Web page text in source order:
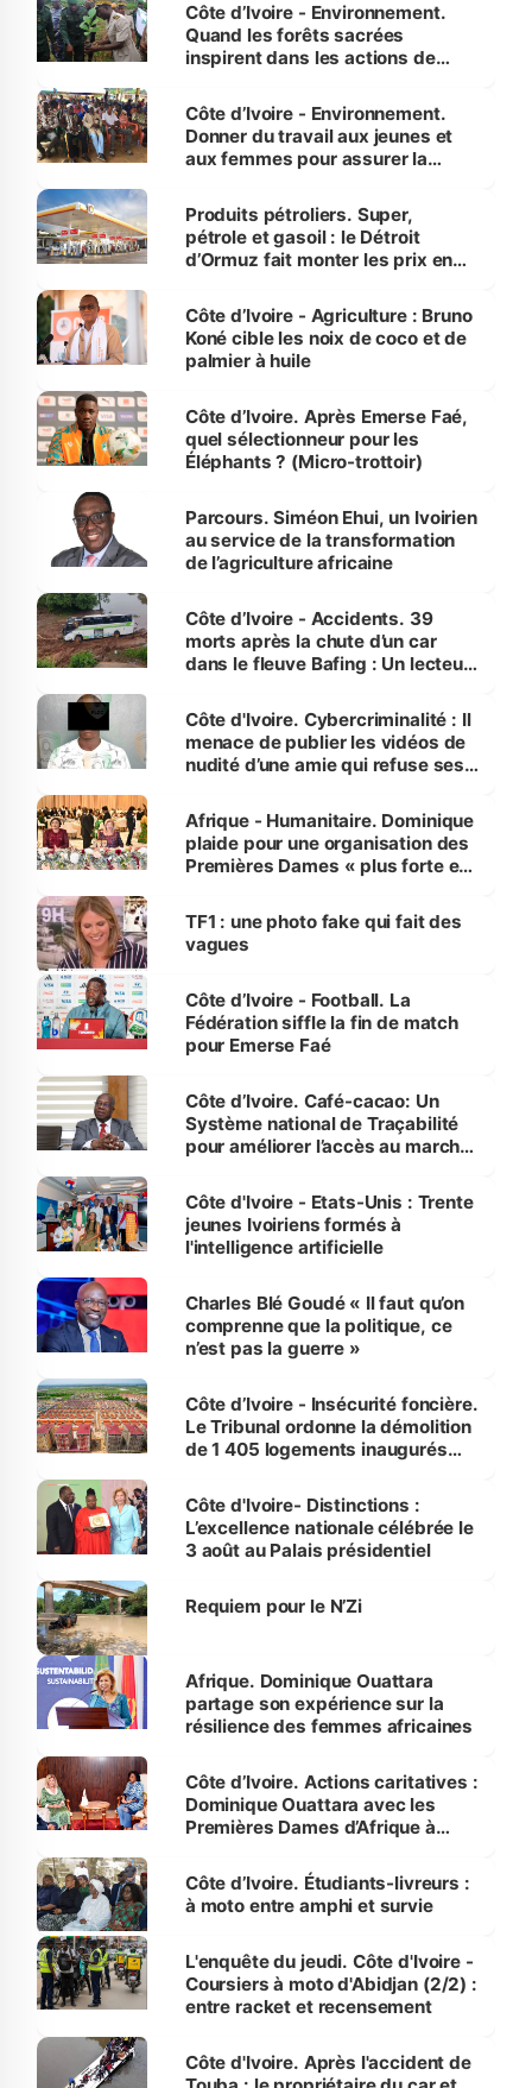
Côte d’Ivoire - Environnement.
Quand les forêts sacrées
inspirent dans les actions de
Côte d’Ivoire - Environnement.
Donner du travail aux jeunes et
aux femmes pour assurer la
menacées
Produits pétroliers. Super,
pétrole et gasoil : le Détroit
d’Ormuz fait monter les prix en
Côte d’Ivoire - Agriculture : Bruno
Koné cible les noix de coco et de
palmier à huile
Côte d’Ivoire. Après Emerse Faé,
quel sélectionneur pour les
Éléphants ? (Micro-trottoir)
Parcours. Siméon Ehui, un Ivoirien
au service de la transformation
de l’agriculture africaine
Côte d’Ivoire - Accidents. 39
morts après la chute d’un car
dans le fleuve Bafing : Un lecteur
des Transports
Côte d'Ivoire. Cybercriminalité : Il
menace de publier les vidéos de
nudité d’une amie qui refuse ses
Afrique - Humanitaire. Dominique
plaide pour une organisation des
Premières Dames « plus forte et
sur la scène internationale »
TF1 : une photo fake qui fait des
vagues
Côte d’Ivoire - Football. La
Fédération siffle la fin de match
pour Emerse Faé
Côte d’Ivoire. Café-cacao: Un
Système national de Traçabilité
pour améliorer l’accès au marché
Côte d'Ivoire - Etats-Unis : Trente
jeunes Ivoiriens formés à
l'intelligence artificielle
Charles Blé Goudé « Il faut qu’on
comprenne que la politique, ce
n’est pas la guerre »
Côte d’Ivoire - Insécurité foncière.
Le Tribunal ordonne la démolition
de 1 405 logements inaugurés
Bassam
Côte d'Ivoire- Distinctions :
L’excellence nationale célébrée le
3 août au Palais présidentiel
Requiem pour le N’Zi
Afrique. Dominique Ouattara
partage son expérience sur la
résilience des femmes africaines
Côte d’Ivoire. Actions caritatives :
Dominique Ouattara avec les
Premières Dames d’Afrique à
Côte d’Ivoire. Étudiants-livreurs :
à moto entre amphi et survie
L'enquête du jeudi. Côte d'Ivoire -
Coursiers à moto d'Abidjan (2/2) :
entre racket et recensement
Côte d'Ivoire. Après l'accident de